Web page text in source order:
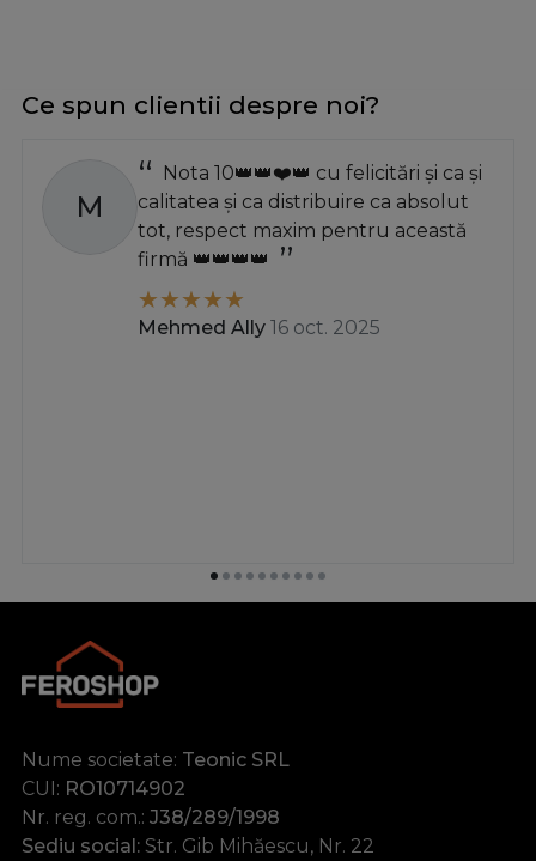
Ce spun clientii despre noi?
M
Nota 10👑👑❤️👑 cu felicitări și ca și
calitatea și ca distribuire ca absolut
tot, respect maxim pentru această
firmă 👑👑👑👑
Mehmed Ally 16 oct. 2025
Nume societate: Teonic SRL
CUI: RO10714902
Nr. reg. com.: J38/289/1998
Sediu social: Str. Gib Mihăescu, Nr. 22